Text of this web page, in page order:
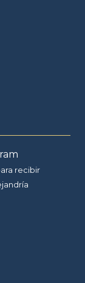
recibir